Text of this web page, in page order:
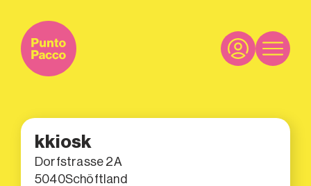
kkiosk
Dorfstrasse 2A
5040Schöftland